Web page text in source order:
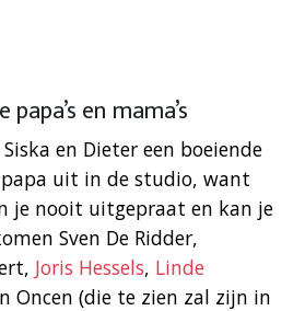
en mama’s
en Dieter een boeiende
uit in de studio, want
je nooit uitgepraat en kan je
Sven De Ridder,
Joris Hessels, Linde
Oncen (die te zien zal zijn in